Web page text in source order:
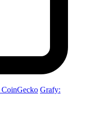
CoinGecko Grafy: